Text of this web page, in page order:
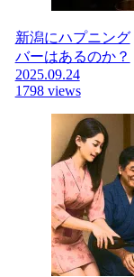
新潟にハプニング
バーはあるのか？
2025.09.24
1798 views